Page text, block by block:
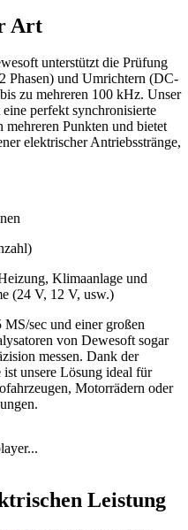
Art
unterstützt die Prüfung
Phasen) und Umrichtern (DC-
zu mehreren 100 kHz. Unser
perfekt synchronisierte
Punkten und bietet
elektrischer Antriebsstränge,
Klimaanlage und
(24 V, 12 V, usw.)
sec und einer großen
von Dewesoft sogar
messen. Dank der
unsere Lösung ideal für
Motorrädern oder
Leistung